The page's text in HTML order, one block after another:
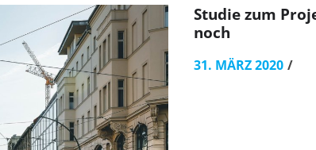
Studie zum
noch
31. MÄRZ 2020